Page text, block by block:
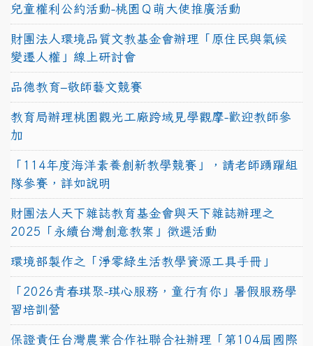
兒童權利公約活動-桃園Ｑ萌大使推廣活動
財團法人環境品質文教基金會辦理「原住民與氣候
變遷人權」線上研討會
品德教育–敬師藝文競賽
教育局辦理桃園觀光工廠跨域見學觀摩-歡迎教師參
加
「114年度海洋素養創新教學競賽」，請老師踴躍組
隊參賽，詳如說明
財團法人天下雜誌教育基金會與天下雜誌辦理之
2025「永續台灣創意教案」徵選活動
環境部製作之「淨零綠生活教學資源工具手冊」
「2026青春琪聚-琪心服務，童行有你」暑假服務學
習培訓營
保證責任台灣農業合作社聯合社辦理「第104屆國際